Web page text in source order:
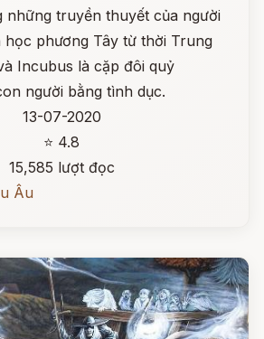
những truyền thuyết của người
học phương Tây từ thời Trung
Incubus là cặp đôi quỷ
người bằng tình dục.
13-07-2020
⭐ 4.8
15,585 lượt đọc
Âu